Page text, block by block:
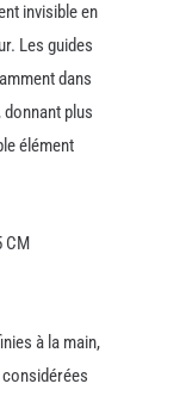
invisible en
Les guides
dans
donnant plus
élément
CM
à la main,